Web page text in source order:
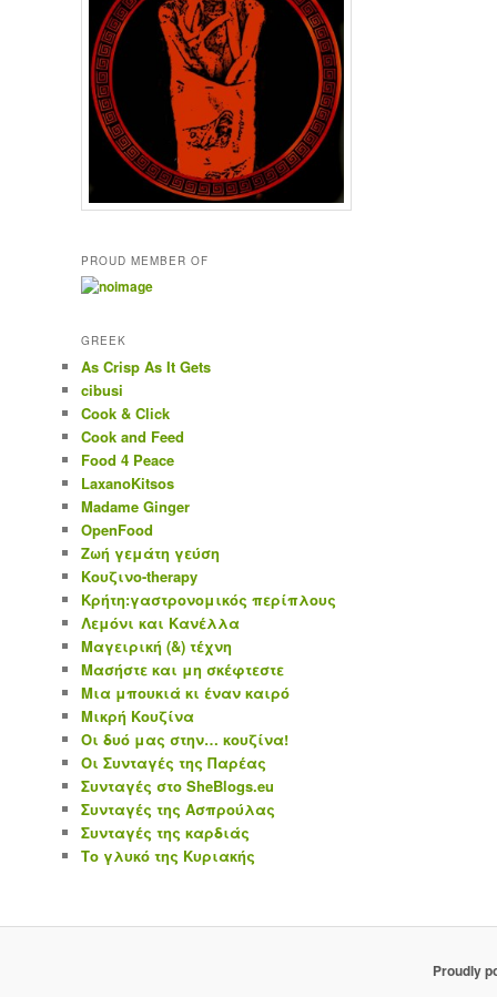
PROUD MEMBER OF
GREEK
As Crisp As It Gets
cibusi
Cook & Click
Cook and Feed
Food 4 Peace
LaxanoKitsos
Madame Ginger
OpenFood
Ζωή γεμάτη γεύση
Κουζινο-therapy
Κρήτη:γαστρονομικός περίπλους
Λεμόνι και Κανέλλα
Μαγειρική (&) τέχνη
Μασήστε και μη σκέφτεστε
Μια μπουκιά κι έναν καιρό
Μικρή Κουζίνα
Οι δυό μας στην… κουζίνα!
Οι Συνταγές της Παρέας
Συνταγές στο SheBlogs.eu
Συνταγές της Ασπρούλας
Συνταγές της καρδιάς
Το γλυκό της Κυριακής
Proudly